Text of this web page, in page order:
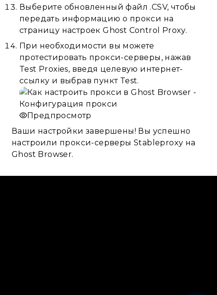
Выберите обновленный файл .CSV, чтобы
передать информацию о прокси на
страницу настроек Ghost Control Proxy.
При необходимости вы можете
протестировать прокси-серверы, нажав
Test Proxies, введя целевую интернет-
ссылку и выбрав пункт Test.
Предпросмотр
Ваши настройки завершены! Вы успешно
настроили прокси-серверы Stableproxy на
Ghost Browser.